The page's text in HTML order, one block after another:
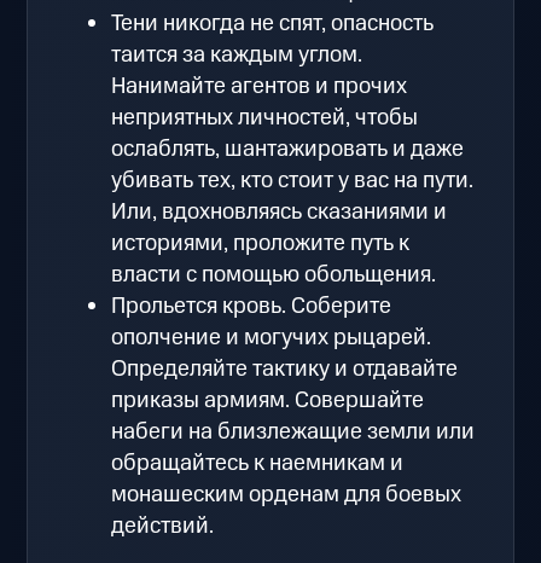
Тени никогда не спят, опасность
таится за каждым углом.
Нанимайте агентов и прочих
неприятных личностей, чтобы
ослаблять, шантажировать и даже
убивать тех, кто стоит у вас на пути.
Или, вдохновляясь сказаниями и
историями, проложите путь к
власти с помощью обольщения.
Прольется кровь. Соберите
ополчение и могучих рыцарей.
Определяйте тактику и отдавайте
приказы армиям. Совершайте
набеги на близлежащие земли или
обращайтесь к наемникам и
монашеским орденам для боевых
действий.